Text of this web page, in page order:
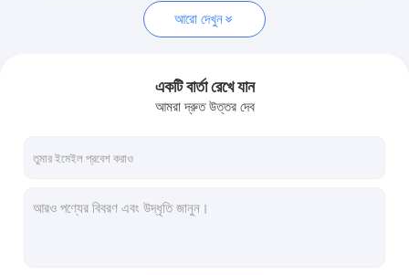
বৈদ্যুতিক শৃঙ্খল উত্তোলন
ম্যানুয়াল কেবেল পুলার
আরো দেখুন
একটি বার্তা রেখে যান
আমরা দ্রুত উত্তর দেব